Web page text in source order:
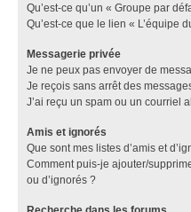
Qu’est-ce qu’un « Groupe par
Qu’est-ce que le lien « L’équipe
Messagerie privée
Je ne peux pas envoyer de
Je reçois sans arrêt des
J’ai reçu un spam ou un courriel
Amis et ignorés
Que sont mes listes d’amis et
Comment puis-je ajouter/
ou d’ignorés ?